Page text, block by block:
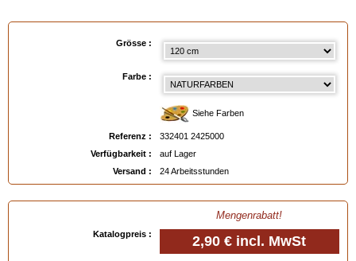
Grösse :
Farbe :
Siehe Farben
Referenz :
332401 2425000
Verfügbarkeit :
auf Lager
Versand :
24 Arbeitsstunden
Mengenrabatt!
Katalogpreis : 2,90 € incl. MwSt